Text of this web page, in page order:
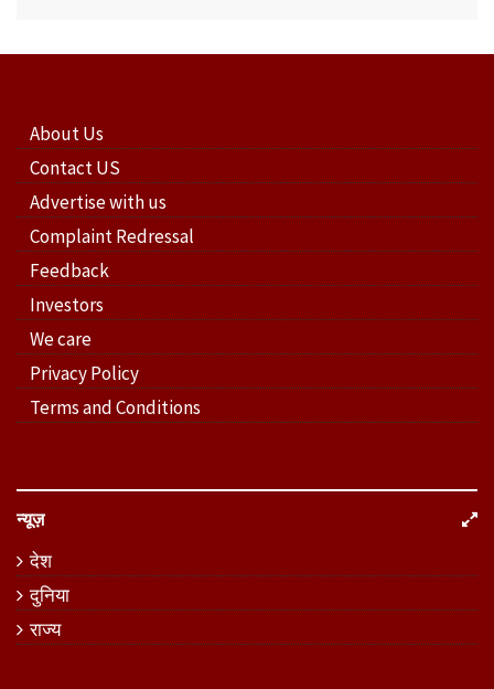
About Us
Contact US
Advertise with us
Complaint Redressal
Feedback
Investors
We care
Privacy Policy
Terms and Conditions
न्यूज़
देश
दुनिया
राज्य